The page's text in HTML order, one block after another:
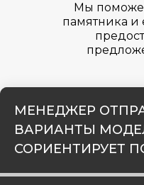
Мы
памятника и
МЕНЕДЖЕР
ВАРИАНТЫ
СОРИЕНТИРУЕТ